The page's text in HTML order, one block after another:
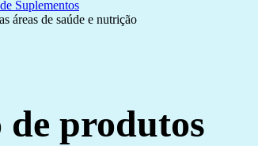
Suplementos
áreas de saúde e nutrição
de produtos